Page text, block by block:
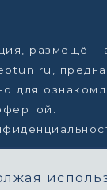
для
Нептун